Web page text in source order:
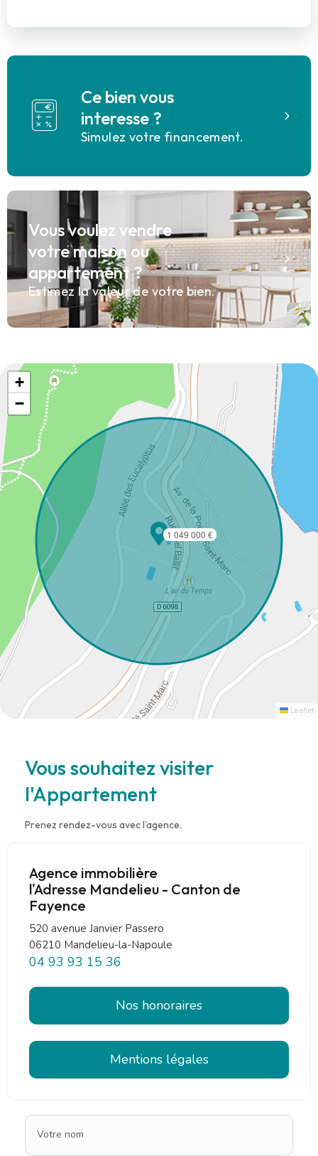
Ce bien vous
interesse ?
Simulez votre financement.
Vous voulez vendre
votre maison ou
appartement ?
Estimez la valeur de votre bien.
1 049 000 €
+
−
Leaflet
Vous souhaitez visiter
l'Appartement
Prenez rendez-vous avec l'agence.
Agence immobilière
l'Adresse Mandelieu - Canton de
Fayence
520 avenue Janvier Passero
06210 Mandelieu-la-Napoule
04 93 93 15 36
Nos honoraires
Mentions légales
Votre nom